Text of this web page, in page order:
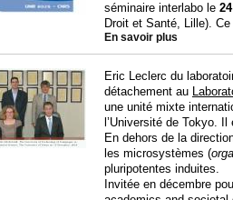
séminaire interlabo le
Droit et Santé, Lille).
En savoir plus
Eric Leclerc du
détachement au
une unité mixte
l’Université de Tokyo.
En dehors de la
les microsystèmes (
pluripotentes induites.
Invitée en décembre